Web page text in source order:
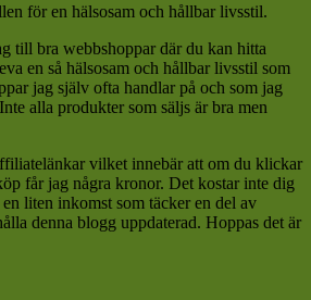
för en hälsosam och hållbar livsstil.
till bra webbshoppar där du kan hitta
en så hälsosam och hållbar livsstil som
jag själv ofta handlar på och som jag
alla produkter som säljs är bra men
vilket innebär att om du klickar
får jag några kronor. Det kostar inte dig
liten inkomst som täcker en del av
denna blogg uppdaterad. Hoppas det är